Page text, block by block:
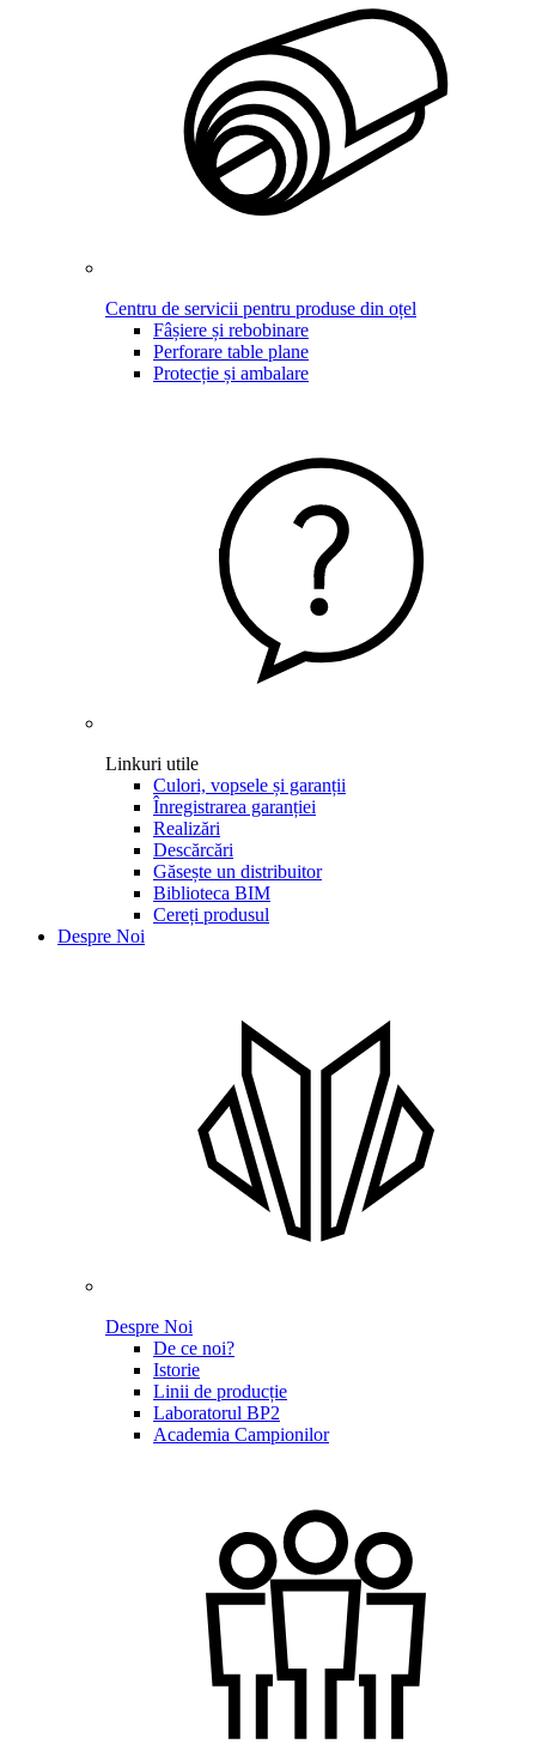
Centru de servicii pentru produse din oțel
Fâșiere și rebobinare
Perforare table plane
Protecție și ambalare
Linkuri utile
Culori, vopsele și garanții
Înregistrarea garanției
Realizări
Descărcări
Găsește un distribuitor
Biblioteca BIM
Cereți produsul
Despre Noi
Despre Noi
De ce noi?
Istorie
Linii de producție
Laboratorul BP2
Academia Campionilor